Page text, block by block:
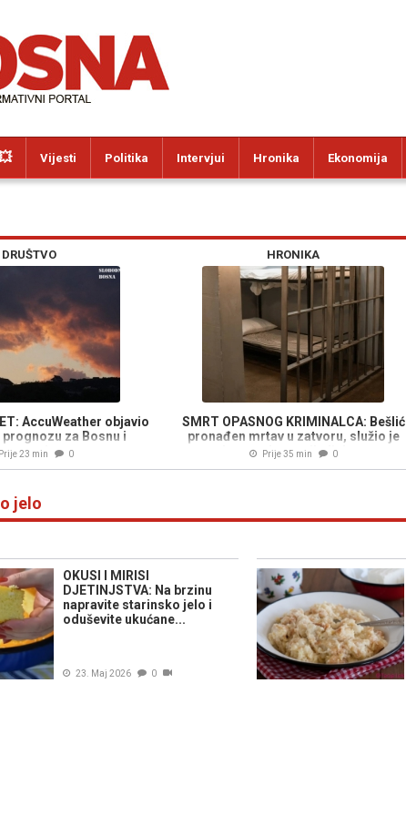
Vijesti Politika Intervjui Hronika Ekonomija
DRUŠTVO
AccuWeather objavio
za Bosnu i
Prije 23 min 0
HRONIKA
SMRT OPASNOG KRIMINALCA: Bešlić
pronađen mrtav u zatvoru, služio je
kaznu zbog ovih djela...
Prije 35 min 0
jelo
OKUSI I MIRISI
DJETINJSTVA: Na brzinu
napravite starinsko jelo i
oduševite ukućane...
23. Maj 2026 0